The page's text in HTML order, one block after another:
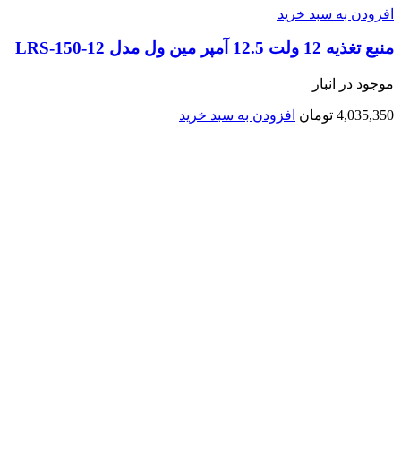
افزودن به سبد خرید
منبع تغذیه 12 ولت 12.5 آمپر مین ول مدل LRS-150-12
موجود در انبار
4,035,350 تومان افزودن به سبد خرید